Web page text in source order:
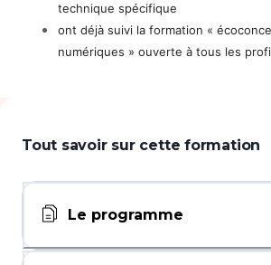
technique spécifique
ont déjà suivi la formation «
numériques » ouverte à tous les
Tout savoir sur cette formation
Le programme